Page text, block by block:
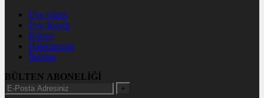
Üye Girişi
Üye Kaydı
Künye
Hakkımızda
İletişim
BÜLTEN ABONELİĞİ
+